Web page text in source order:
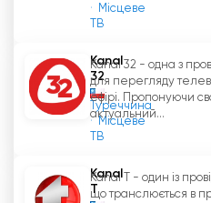
Місцеве
ТВ
Kanal
32
Туреччина
Місцеве
ТВ
Kanal 32 - одна з
для перегляду
ефірі. Пропонуючи
актуальний...
Kanal
T
Kanal T - один із
що транслюється в